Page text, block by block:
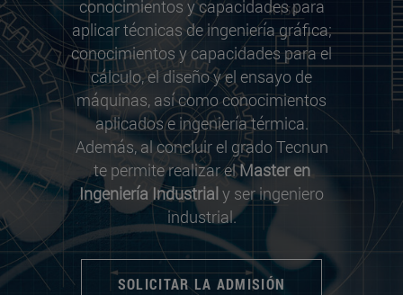
conocimientos y capacidades para
aplicar técnicas de ingeniería gráfica;
conocimientos y capacidades para el
cálculo, el diseño y el ensayo de
máquinas, así como conocimientos
aplicados e ingeniería térmica.
Además, al concluir el grado Tecnun
te permite realizar elMaster en
Ingeniería Industrialy ser ingeniero
industrial.
SOLICITAR LA ADMISIÓN